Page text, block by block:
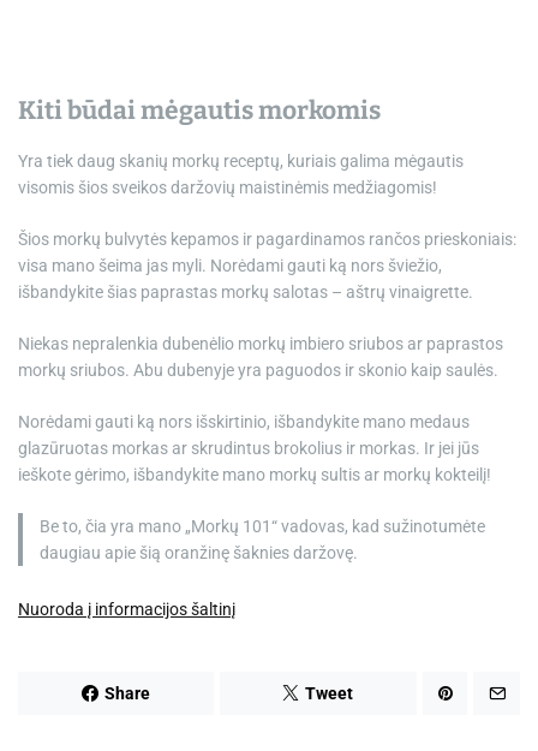
Kiti būdai mėgautis morkomis
Yra tiek daug skanių morkų receptų, kuriais galima mėgautis
visomis šios sveikos daržovių maistinėmis medžiagomis!
Šios morkų bulvytės kepamos ir pagardinamos rančos prieskoniais:
visa mano šeima jas myli. Norėdami gauti ką nors šviežio,
išbandykite šias paprastas morkų salotas – aštrų vinaigrette.
Niekas nepralenkia dubenėlio morkų imbiero sriubos ar paprastos
morkų sriubos. Abu dubenyje yra paguodos ir skonio kaip saulės.
Norėdami gauti ką nors išskirtinio, išbandykite mano medaus
glazūruotas morkas ar skrudintus brokolius ir morkas. Ir jei jūs
ieškote gėrimo, išbandykite mano morkų sultis ar morkų kokteilį!
Be to, čia yra mano „Morkų 101“ vadovas, kad sužinotumėte
daugiau apie šią oranžinę šaknies daržovę.
Nuoroda į informacijos šaltinį
Share Tweet